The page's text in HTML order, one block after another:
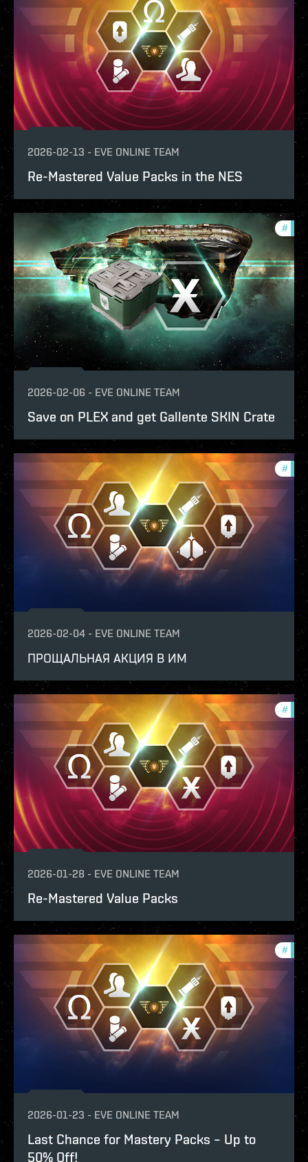
2026-02-13 - EVE ONLINE TEAM
Re-Mastered Value Packs in the NES
#
2026-02-06 - EVE ONLINE TEAM
Save on PLEX and get Gallente SKIN Crate
#
2026-02-04 - EVE ONLINE TEAM
ПРОЩАЛЬНАЯ АКЦИЯ В ИМ
#
2026-01-28 - EVE ONLINE TEAM
Re-Mastered Value Packs
#
2026-01-23 - EVE ONLINE TEAM
Last Chance for Mastery Packs – Up to
50% Off!